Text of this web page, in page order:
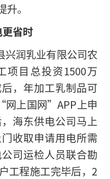
。
省时
兴润乳业有限公司农
项目总投资1500万
，年加工乳制品可
网上国网”APP上申
海东供电公司马上
收取申请用电所需
司运检人员联合勘
工程施工完毕后，2